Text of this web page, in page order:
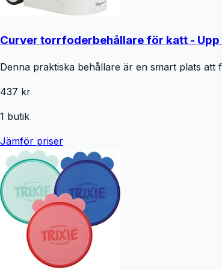
Curver torrfoderbehållare för katt -
Denna praktiska behållare är en smart plats
437 kr
1 butik
Jämför priser